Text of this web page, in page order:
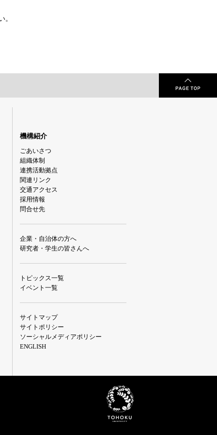
。
機構紹介
ごあいさつ
組織体制
連携活動拠点
関連リンク
交通アクセス
採用情報
問合せ先
企業・自治体の方へ
研究者・学生の皆さんへ
トピックス一覧
イベント一覧
サイトマップ
サイトポリシー
ソーシャルメディアポリシー
ENGLISH